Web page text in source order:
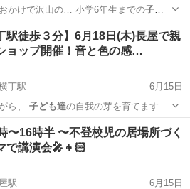
かけで沢山の… 小学6年生までの子ど
地域/お祭り 子ども食堂
駅徒歩３分】6月18日(木)長屋で親
ョップ開催！音と色の感…
丁駅
6月15日
ら、 子ども達の自我の芽を育てます。
ワークショップ 親子
〜16時半 〜不登校児の居場所づく
で講演会🎤👦🏻
駅
6月15日